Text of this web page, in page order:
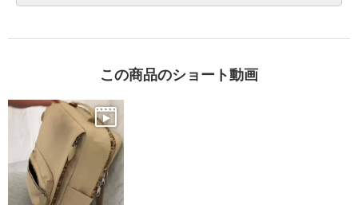
この商品のショート動画